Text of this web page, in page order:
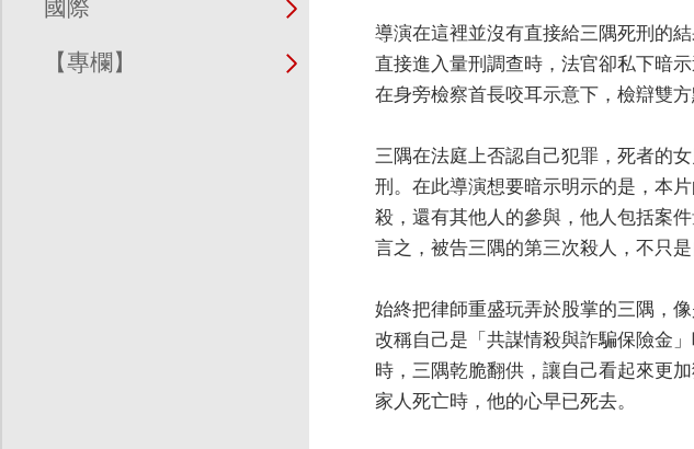
國際
【專欄】
導演在這裡並沒有直接給三隅死刑的
直接進入量刑調查時，法官卻私下暗
在身旁檢察首長咬耳示意下，檢辯雙
三隅在法庭上否認自己犯罪，死者的
刑。在此導演想要暗示明示的是，本
殺，還有其他人的參與，他人包括案
言之，被告三隅的第三次殺人，不只
始終把律師重盛玩弄於股掌的三隅，
改稱自己是「共謀情殺與詐騙保險金
時，三隅乾脆翻供，讓自己看起來更
家人死亡時，他的心早已死去。